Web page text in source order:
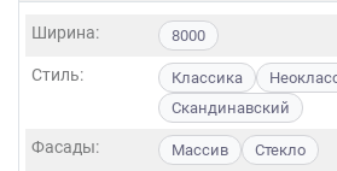
Ширина: 8000
Стиль: Классика
Скандинавский
Фасады: Массив Стекло